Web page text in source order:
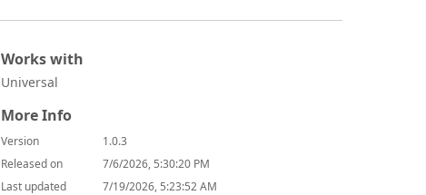
Works with
Universal
More Info
Version
1.0.3
Released on
7/6/2026, 5:30:20 PM
Last updated
7/19/2026, 5:23:52 AM